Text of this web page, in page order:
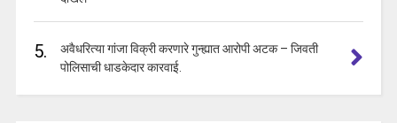
5.
अवैधरित्या गांजा विक्री करणारे गुन्ह्यात आरोपी अटक – जिवती
पोलिसाची धाडकेदार कारवाई.